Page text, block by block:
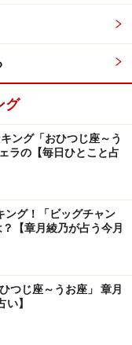
広がりなど、特に
たのではないでし
ように近くにいた
い環境に飛び込む
だけで、また、数
ほうがよかった」
るターンなので
グ
ング「おひつじ座～う
ラの【毎日ひとこと占
ング！「ビッグチャン
【章月綾乃が占う今月
つじ座～うお座」 章月
】